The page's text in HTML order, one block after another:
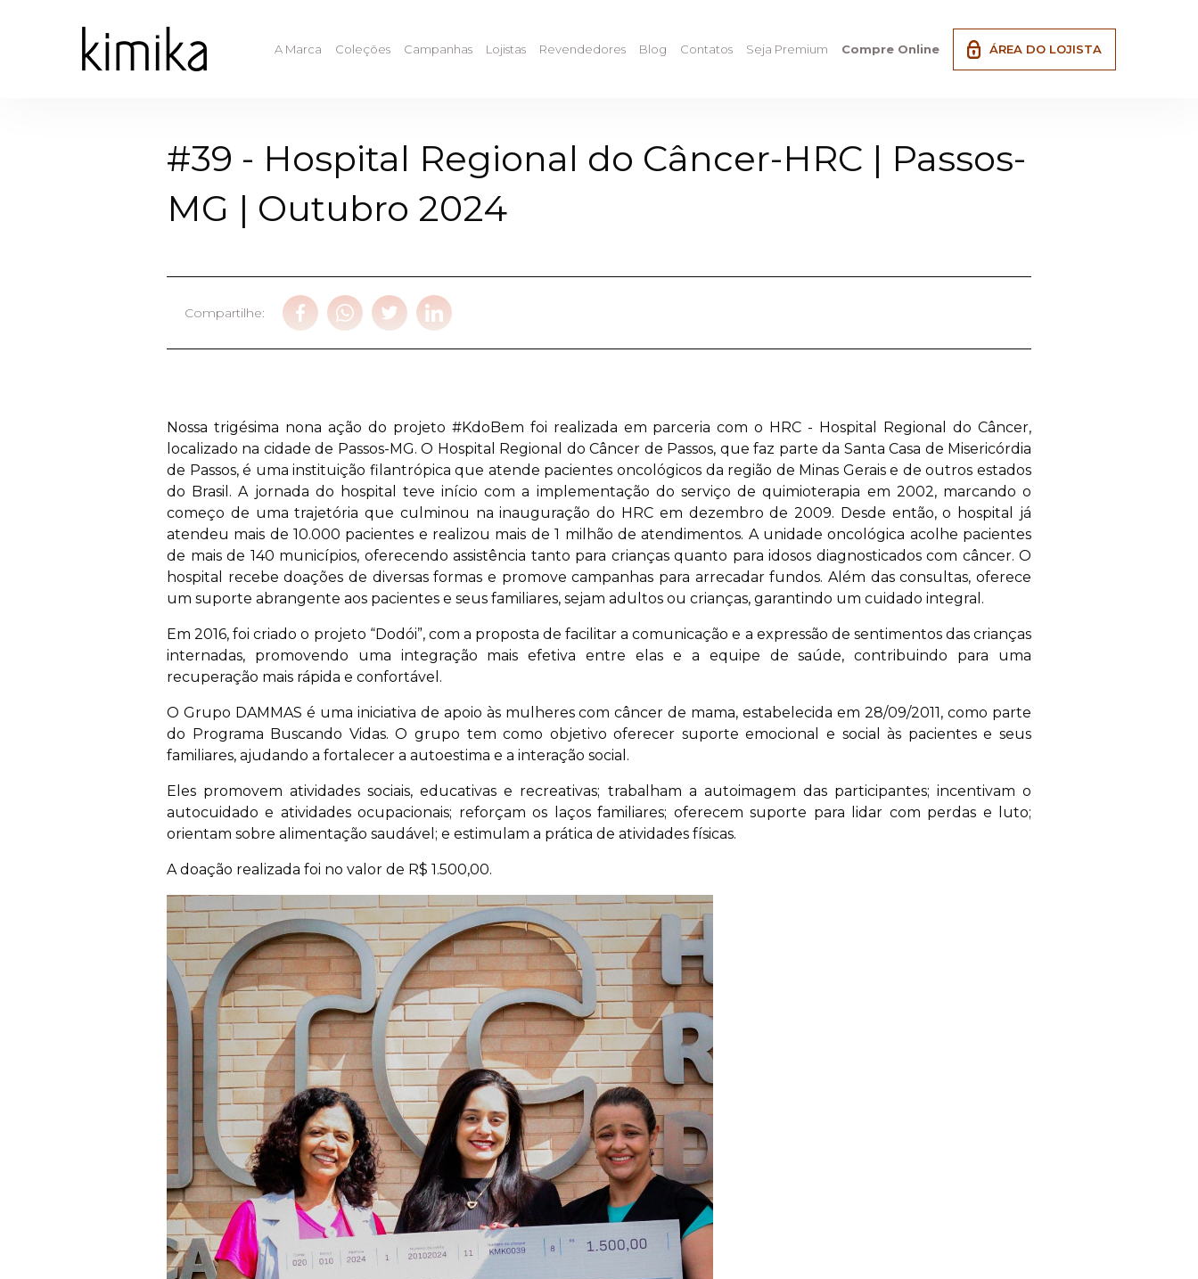
A Marca Coleções Campanhas Lojistas Revendedores Blog Contatos Seja Premium Compre Online ÁREA DO LOJISTA
#39 - Hospital Regional do Câncer-HRC | Passos-
MG | Outubro 2024
Compartilhe:
Nossa trigésima nona ação do projeto #KdoBem foi realizada em parceria com o HRC - Hospital Regional do Câncer,
localizado na cidade de Passos-MG. O Hospital Regional do Câncer de Passos, que faz parte da Santa Casa de Misericórdia
de Passos, é uma instituição filantrópica que atende pacientes oncológicos da região de Minas Gerais e de outros estados
do Brasil. A jornada do hospital teve início com a implementação do serviço de quimioterapia em 2002, marcando o
começo de uma trajetória que culminou na inauguração do HRC em dezembro de 2009. Desde então, o hospital já
atendeu mais de 10.000 pacientes e realizou mais de 1 milhão de atendimentos. A unidade oncológica acolhe pacientes
de mais de 140 municípios, oferecendo assistência tanto para crianças quanto para idosos diagnosticados com câncer. O
hospital recebe doações de diversas formas e promove campanhas para arrecadar fundos. Além das consultas, oferece
um suporte abrangente aos pacientes e seus familiares, sejam adultos ou crianças, garantindo um cuidado integral.
Em 2016, foi criado o projeto “Dodói”, com a proposta de facilitar a comunicação e a expressão de sentimentos das crianças
internadas, promovendo uma integração mais efetiva entre elas e a equipe de saúde, contribuindo para uma
recuperação mais rápida e confortável.
O Grupo DAMMAS é uma iniciativa de apoio às mulheres com câncer de mama, estabelecida em 28/09/2011, como parte
do Programa Buscando Vidas. O grupo tem como objetivo oferecer suporte emocional e social às pacientes e seus
familiares, ajudando a fortalecer a autoestima e a interação social.
Eles promovem atividades sociais, educativas e recreativas; trabalham a autoimagem das participantes; incentivam o
autocuidado e atividades ocupacionais; reforçam os laços familiares; oferecem suporte para lidar com perdas e luto;
orientam sobre alimentação saudável; e estimulam a prática de atividades físicas.
A doação realizada foi no valor de R$ 1.500,00.